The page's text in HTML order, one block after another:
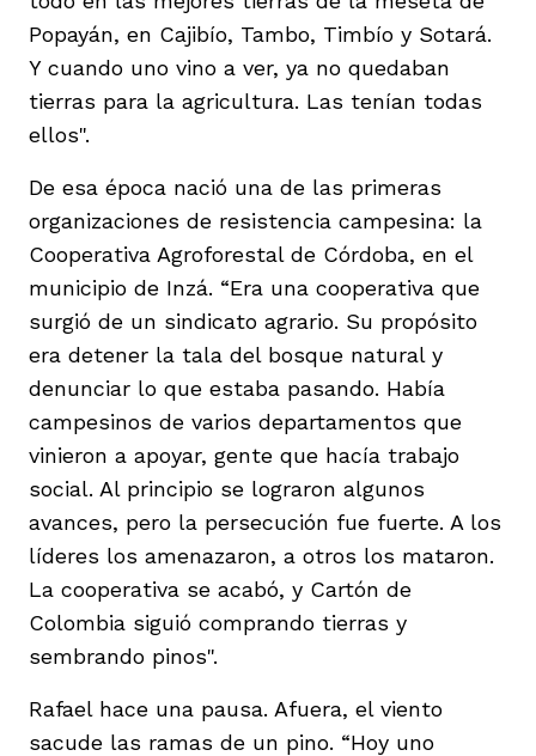
Popayán, en Cajibío, Tambo, Timbío y Sotará.
Y cuando uno vino a ver, ya no quedaban
tierras para la agricultura. Las tenían todas
ellos".
De esa época nació una de las primeras
organizaciones de resistencia campesina: la
Cooperativa Agroforestal de Córdoba, en el
municipio de Inzá. “Era una cooperativa que
surgió de un sindicato agrario. Su propósito
era detener la tala del bosque natural y
denunciar lo que estaba pasando. Había
campesinos de varios departamentos que
vinieron a apoyar, gente que hacía trabajo
social. Al principio se lograron algunos
avances, pero la persecución fue fuerte. A los
líderes los amenazaron, a otros los mataron.
La cooperativa se acabó, y Cartón de
Colombia siguió comprando tierras y
sembrando pinos".
Rafael hace una pausa. Afuera, el viento
sacude las ramas de un pino. “Hoy uno